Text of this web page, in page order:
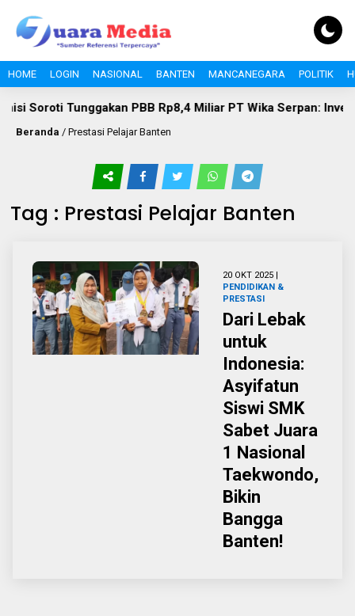
HOME LOGIN NASIONAL BANTEN MANCANEGARA POLITIK
Soroti Tunggakan PBB Rp8,4 Miliar PT Wika Serpan:
Beranda / Prestasi Pelajar Banten
Tag : Prestasi Pelajar Banten
20 OKT 2025 |
PENDIDIKAN &
PRESTASI
Dari Lebak
untuk
Indonesia:
Asyifatun
Siswi SMK
Sabet Juara
1 Nasional
Taekwondo,
Bikin
Bangga
Banten!